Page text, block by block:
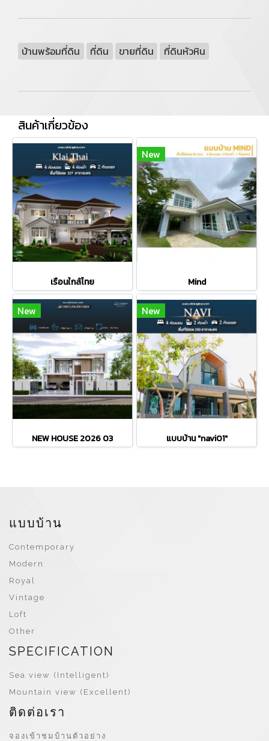
บ้านพร้อมที่ดิน ที่ดิน ขายที่ดิน ที่ดินหัวหิน
สินค้าเกี่ยวข้อง
เรือนใกล้ไทย
New
Mind
New
NEW HOUSE 2026 03
New
แบบบ้าน "navi01"
แบบบ้าน
Contemporary
Modern
Royal
Vintage
Loft
Other
SPECIFICATION
Sea view (Intelligent)
Mountain view (Excellent)
ติดต่อเรา
จองเข้าชมบ้านตัวอย่าง